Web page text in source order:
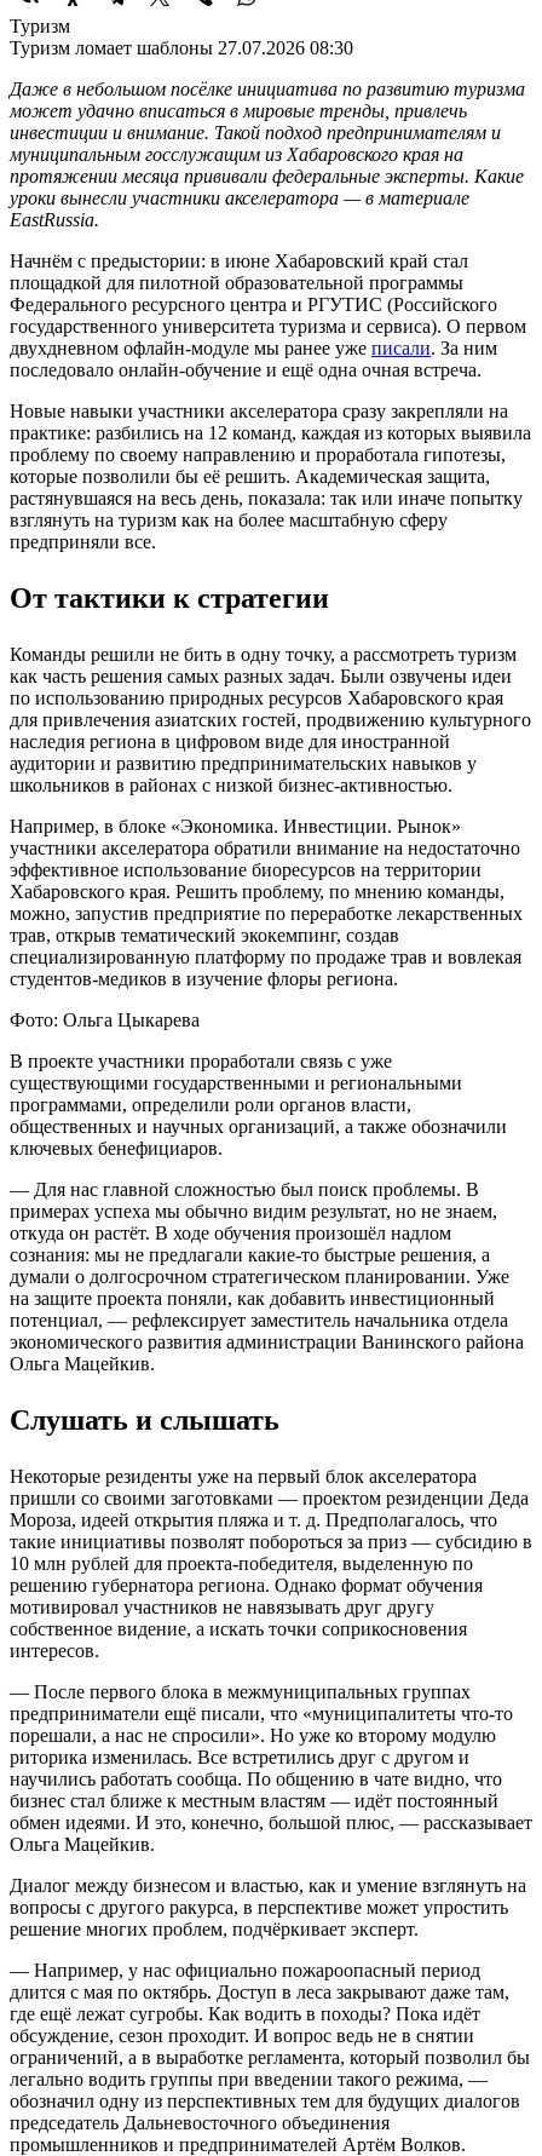
Туризм
Туризм ломает шаблоны 27.07.2026 08:30
Даже в небольшом посёлке инициатива по развитию туризма
может удачно вписаться в мировые тренды, привлечь
инвестиции и внимание. Такой подход предпринимателям и
муниципальным госслужащим из Хабаровского края на
протяжении месяца прививали федеральные эксперты. Какие
уроки вынесли участники акселератора — в материале
EastRussia.
Начнём с предыстории: в июне Хабаровский край стал
площадкой для пилотной образовательной программы
Федерального ресурсного центра и РГУТИС (Российского
государственного университета туризма и сервиса). О первом
двухдневном офлайн-модуле мы ранее уже писали. За ним
последовало онлайн-обучение и ещё одна очная встреча.
Новые навыки участники акселератора сразу закрепляли на
практике: разбились на 12 команд, каждая из которых выявила
проблему по своему направлению и проработала гипотезы,
которые позволили бы её решить. Академическая защита,
растянувшаяся на весь день, показала: так или иначе попытку
взглянуть на туризм как на более масштабную сферу
предприняли все.
От тактики к стратегии
Команды решили не бить в одну точку, а рассмотреть туризм
как часть решения самых разных задач. Были озвучены идеи
по использованию природных ресурсов Хабаровского края
для привлечения азиатских гостей, продвижению культурного
наследия региона в цифровом виде для иностранной
аудитории и развитию предпринимательских навыков у
школьников в районах с низкой бизнес-активностью.
Например, в блоке «Экономика. Инвестиции. Рынок»
участники акселератора обратили внимание на недостаточно
эффективное использование биоресурсов на территории
Хабаровского края. Решить проблему, по мнению команды,
можно, запустив предприятие по переработке лекарственных
трав, открыв тематический экокемпинг, создав
специализированную платформу по продаже трав и вовлекая
студентов-медиков в изучение флоры региона.
Фото: Ольга Цыкарева
В проекте участники проработали связь с уже
существующими государственными и региональными
программами, определили роли органов власти,
общественных и научных организаций, а также обозначили
ключевых бенефициаров.
— Для нас главной сложностью был поиск проблемы. В
примерах успеха мы обычно видим результат, но не знаем,
откуда он растёт. В ходе обучения произошёл надлом
сознания: мы не предлагали какие-то быстрые решения, а
думали о долгосрочном стратегическом планировании. Уже
на защите проекта поняли, как добавить инвестиционный
потенциал, — рефлексирует заместитель начальника отдела
экономического развития администрации Ванинского района
Ольга Мацейкив.
Слушать и слышать
Некоторые резиденты уже на первый блок акселератора
пришли со своими заготовками — проектом резиденции Деда
Мороза, идеей открытия пляжа и т. д. Предполагалось, что
такие инициативы позволят побороться за приз — субсидию в
10 млн рублей для проекта-победителя, выделенную по
решению губернатора региона. Однако формат обучения
мотивировал участников не навязывать друг другу
собственное видение, а искать точки соприкосновения
интересов.
— После первого блока в межмуниципальных группах
предприниматели ещё писали, что «муниципалитеты что-то
порешали, а нас не спросили». Но уже ко второму модулю
риторика изменилась. Все встретились друг с другом и
научились работать сообща. По общению в чате видно, что
бизнес стал ближе к местным властям — идёт постоянный
обмен идеями. И это, конечно, большой плюс, — рассказывает
Ольга Мацейкив.
Диалог между бизнесом и властью, как и умение взглянуть на
вопросы с другого ракурса, в перспективе может упростить
решение многих проблем, подчёркивает эксперт.
— Например, у нас официально пожароопасный период
длится с мая по октябрь. Доступ в леса закрывают даже там,
где ещё лежат сугробы. Как водить в походы? Пока идёт
обсуждение, сезон проходит. И вопрос ведь не в снятии
ограничений, а в выработке регламента, который позволил бы
легально водить группы при введении такого режима, —
обозначил одну из перспективных тем для будущих диалогов
председатель Дальневосточного объединения
промышленников и предпринимателей Артём Волков.